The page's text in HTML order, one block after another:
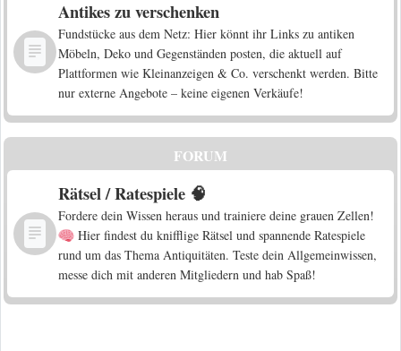
Antikes zu verschenken
Fundstücke aus dem Netz: Hier könnt ihr Links zu antiken
Möbeln, Deko und Gegenständen posten, die aktuell auf
Plattformen wie Kleinanzeigen & Co. verschenkt werden. Bitte
nur externe Angebote – keine eigenen Verkäufe!
FORUM
Rätsel / Ratespiele 🧠
Fordere dein Wissen heraus und trainiere deine grauen Zellen!
Hier findest du knifflige Rätsel und spannende Ratespiele
rund um das Thema Antiquitäten. Teste dein Allgemeinwissen,
messe dich mit anderen Mitgliedern und hab Spaß!